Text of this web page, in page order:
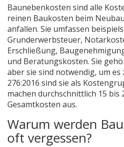
Baunebenkosten sind alle
reinen Baukosten beim
anfallen. Sie umfassen
Grunderwerbsteuer,
Erschließung,
und Beratungskosten. Sie
aber sie sind notwendig, um es
276:2016 sind sie als
machen durchschnittlich 15 bis
Gesamtkosten aus.
Warum werden
oft vergessen?